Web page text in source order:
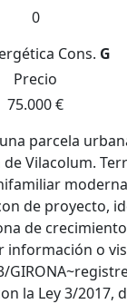
0
Cons. G
Precio
75.000 €
parcela
Vilacolum.
de proyecto,
de
información o
la Ley 3/2017,